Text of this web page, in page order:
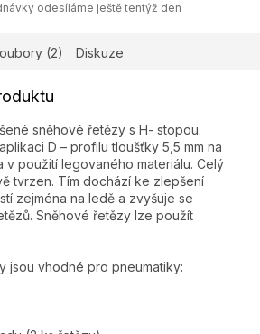
odesíláme ještě tentýž den
(2) Diskuze
sněhové řetězy s H- stopou.
D – profilu tloušťky 5,5 mm na
v použití legovaného materiálu. Celý
tvrzen. Tím dochází ke zlepšení
zejména na ledě a zvyšuje se
Sněhové řetězy lze použít
jsou vhodné pro pneumatiky: